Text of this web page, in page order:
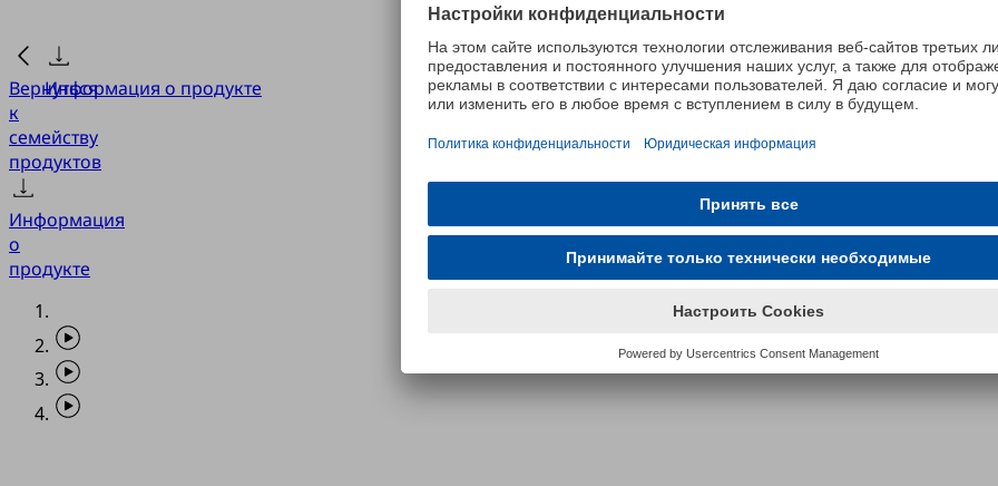
Вернуться
к
семейству
продуктов
Информация
о
продукте
Информация о продукте